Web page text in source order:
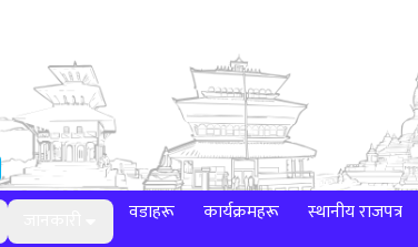
वडाहरू कार्यक्रमहरू स्थानीय राजपत्र